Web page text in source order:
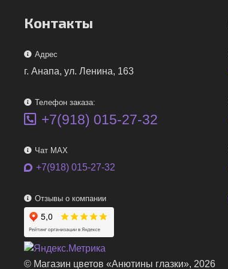
Контакты
Адрес
г. Анапа, ул. Ленина, 163
Телефон заказа:
+7(918) 015-27-32
Чат MAX
+7(918) 015-27-32
Отзывы о компании
© Магазин цветов «Анютины глазки», 2026